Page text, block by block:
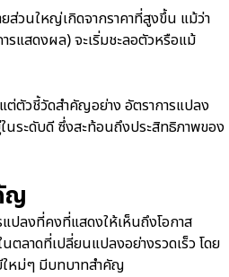
ส่วนใหญ่เกิดจากราคาที่สูงขึ้น แม้ว่า
แสดงผล) จะเริ่มชะลอตัวหรือแม้
ต่ตัวชี้วัดสำคัญอย่าง อัตราการแปลง
ระดับดี ซึ่งสะท้อนถึงประสิทธิภาพของ
ญ
แปลงที่คงที่แสดงให้เห็นถึงโอกาส
ลาดที่เปลี่ยนแปลงอย่างรวดเร็ว โดย
ใหม่ๆ มีบทบาทสำคัญ